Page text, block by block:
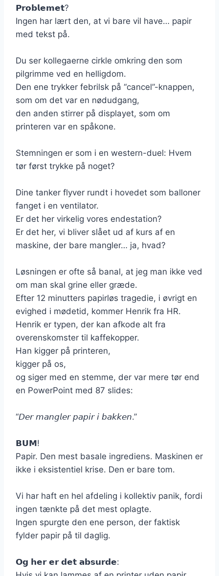
𝗣𝗿𝗼𝗯𝗹𝗲𝗺𝗲𝘁?
Ingen har lært den, at vi bare vil have… papir
med tekst på.
Du ser kollegaerne cirkle omkring den som
pilgrimme ved en helligdom.
Den ene trykker febrilsk på “cancel”-knappen,
som om det var en nødudgang,
den anden stirrer på displayet, som om
printeren var en spåkone.
Stemningen er som i en western-duel: Hvem
tør først trykke på noget?
Dine tanker flyver rundt i hovedet som balloner
fanget i en ventilator.
Er det her virkelig vores endestation?
Er det her, vi bliver slået ud af kurs af en
maskine, der bare mangler… ja, hvad?
Løsningen er ofte så banal, at jeg man ikke ved
om man skal grine eller græde.
Efter 12 minutters papirløs tragedie, i øvrigt en
evighed i mødetid, kommer Henrik fra HR.
Henrik er typen, der kan afkode alt fra
overenskomster til kaffekopper.
Han kigger på printeren,
kigger på os,
og siger med en stemme, der var mere tør end
en PowerPoint med 87 slides:
“𝘋𝘦𝘳 𝘮𝘢𝘯𝘨𝘭𝘦𝘳 𝘱𝘢𝘱𝘪𝘳 𝘪 𝘣𝘢𝘬𝘬𝘦𝘯.”
𝗕𝗨𝗠!
Papir. Den mest basale ingrediens. Maskinen er
ikke i eksistentiel krise. Den er bare tom.
Vi har haft en hel afdeling i kollektiv panik, fordi
ingen tænkte på det mest oplagte.
Ingen spurgte den ene person, der faktisk
fylder papir på til daglig.
𝗢𝗴 𝗵𝗲𝗿 𝗲𝗿 𝗱𝗲𝘁 𝗮𝗯𝘀𝘂𝗿𝗱𝗲: